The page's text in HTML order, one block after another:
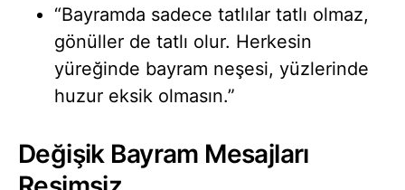
“Bayramda sadece tatlılar tatlı olmaz,
gönüller de tatlı olur. Herkesin
yüreğinde bayram neşesi, yüzlerinde
huzur eksik olmasın.”
Değişik Bayram Mesajları